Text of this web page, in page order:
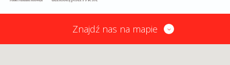
Znajdź nas na mapie